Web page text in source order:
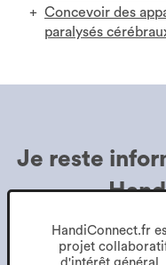
HandiConnect.fr
projet
Concevoir des
paralysés
Je reste
grâce